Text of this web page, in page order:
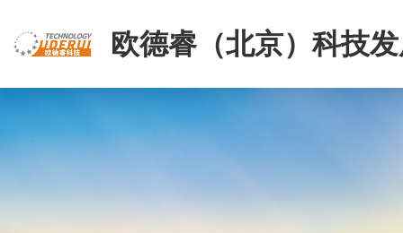
欧德睿（北京）科技
公司